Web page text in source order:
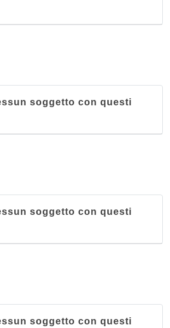
soggetto con questi
soggetto con questi
soggetto con questi